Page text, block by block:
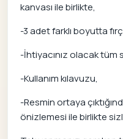
kanvası ile birlikte,
-3 adet farklı boyutta
-İhtiyacınız olacak tüm
-Kullanım kılavuzu,
-Resmin ortaya
önizlemesi ile birlikte